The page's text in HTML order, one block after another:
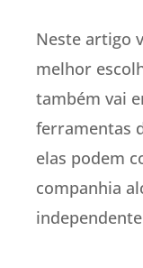
Neste artigo
melhor
também vai
ferramentas
elas podem
companhia